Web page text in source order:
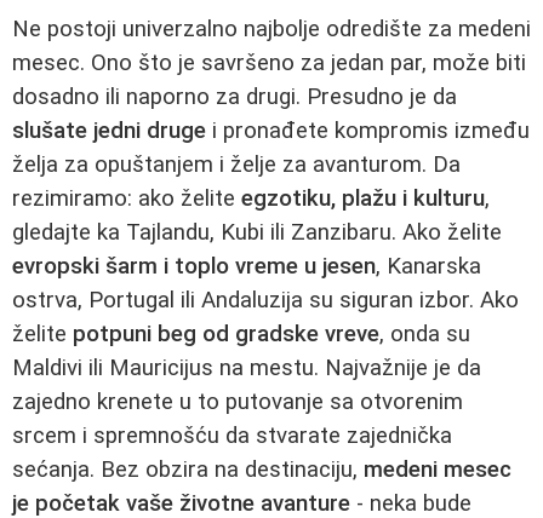
Ne postoji univerzalno najbolje odredište za medeni
mesec. Ono što je savršeno za jedan par, može biti
dosadno ili naporno za drugi. Presudno je da
slušate jedni druge i pronađete kompromis između
želja za opuštanjem i želje za avanturom. Da
rezimiramo: ako želite egzotiku, plažu i kulturu,
gledajte ka Tajlandu, Kubi ili Zanzibaru. Ako želite
evropski šarm i toplo vreme u jesen, Kanarska
ostrva, Portugal ili Andaluzija su siguran izbor. Ako
želite potpuni beg od gradske vreve, onda su
Maldivi ili Mauricijus na mestu. Najvažnije je da
zajedno krenete u to putovanje sa otvorenim
srcem i spremnošću da stvarate zajednička
sećanja. Bez obzira na destinaciju, medeni mesec
je početak vaše životne avanture - neka bude